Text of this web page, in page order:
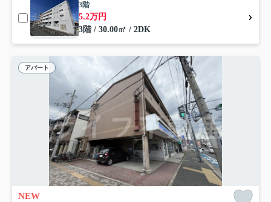
3階
5.2万円
3階 / 30.00㎡ / 2DK
アパート
NEW